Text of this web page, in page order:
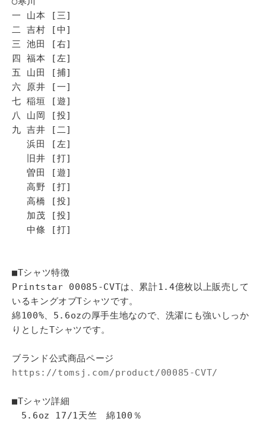
一 山本 [三]
二 吉村 [中]
三 池田 [右]
四 福本 [左]
五 山田 [捕]
六 原井 [一]
七 稲垣 [遊]
八 山岡 [投]
九 吉井 [二]
浜田 [左]
旧井 [打]
曽田 [遊]
高野 [打]
高橋 [投]
加茂 [投]
中條 [打]
■Tシャツ特徴
Printstar 00085-CVTは、累計1.4億枚以上販売して
いるキングオブTシャツです。
綿100%、5.6ozの厚手生地なので、洗濯にも強いしっか
りとしたTシャツです。
ブランド公式商品ページ
https://tomsj.com/product/00085-CVT/
■Tシャツ詳細
5.6oz 17/1天竺 綿100％